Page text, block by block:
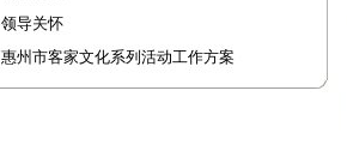
领导关怀
惠州市客家文化系列活动工作方案